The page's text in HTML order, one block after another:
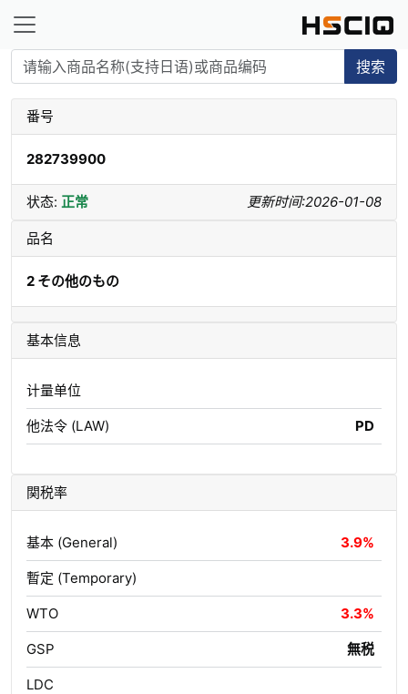
搜索
番号
282739900
状态: 正常 更新时间:2026-01-08
品名
2 その他のもの
基本信息
计量单位
他法令 (LAW) PD
関税率
基本 (General) 3.9%
暫定 (Temporary)
WTO 3.3%
GSP 無税
LDC